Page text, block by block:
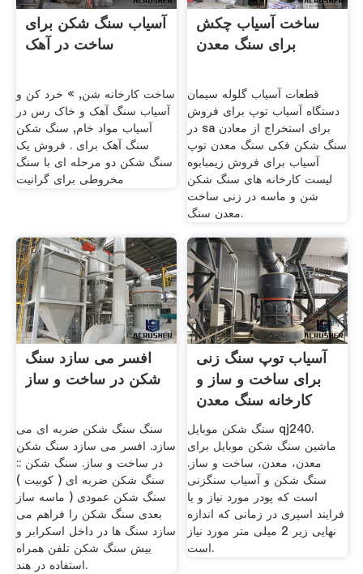
آسیاب سنگ شکن برای
ساخت در آهک
ساخت کارخانه شن, » خرد کن و
آسیاب سنگ آهک و خاک رس در
آسیاب مواد خام, سنگ شکن
سنگ آهک برای . فروش یک
سنگ شکن دو مرحله ای با سنگ
مخروطی برای گرانیت
ساخت آسیاب چکش
برای سنگ معدن
قطعات آسیاب گلوله سیمان
دستگاه آسیاب توپ برای فروش
در sa برای استخراج از معادن
سنگ شکن فکی سنگ معدن توپ
آسیاب برای فروش زیمبابوه
لیست کارخانه های سنگ شکن
شن و ماسه در زنی ساخت
معدن سنگ.
افسر می سازد سنگ
شکن در ساخت و ساز
سنگ سنگ شکن ضربه ای می
سازد. افسر می سازد سنگ شکن
در ساخت و ساز. سنگ شکن ::
سنگ شکن ضربه ای ( کوبیت )
سنگ شکن عمودی ( ماسه ساز
بعدی سنگ شکن را فراهم می
سازد سنگ ها در داخل اسکرابر و
بیش سنگ شکن تلفن همراه
استفاده در هند.
آسیاب توپ سنگ زنی
برای ساخت و ساز و
کارخانه سنگ معدن
Pyb1750
سنگ شکن موبایل qj240.
ماشین سنگ شکن موبایل برای
معدن، معدن، ساخت و ساز.
سنگ شکن و آسیاب سنگزنی
است که پودر مورد نیاز و یا
فرایند اسپری در زمانی که اندازه
نهایی زیر 2 میلی متر مورد نیاز
است.